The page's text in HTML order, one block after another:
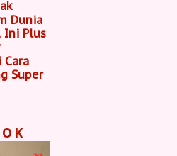
Dunia
Ini Plus
Super